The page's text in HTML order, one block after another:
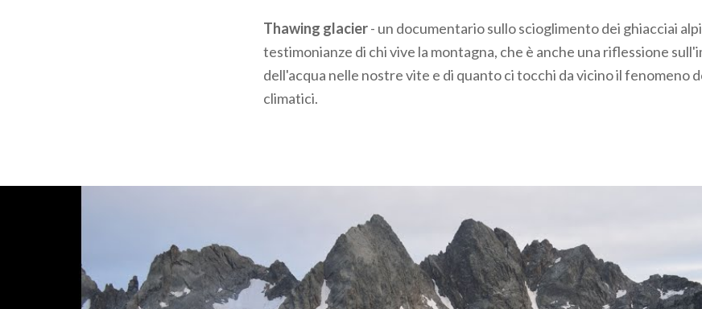
Thawing glacier- un documentario sullo scioglimento dei ghiacciai
testimonianze di chi vive la montagna, che è anche una riflessione
dell'acqua nelle nostre vite e di quanto ci tocchi da vicino il fenomeno
climatici.